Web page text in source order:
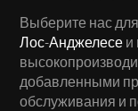
Выберите нас
Лос-Анджелесе и
добавленными
обслуживания и